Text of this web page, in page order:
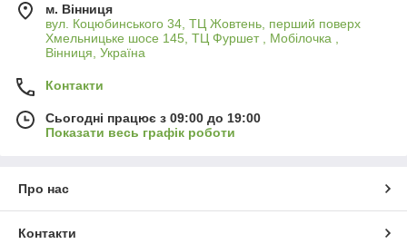
м. Вінниця
вул. Коцюбинського 34, ТЦ Жовтень, перший поверх
Хмельницьке шосе 145, ТЦ Фуршет , Мобілочка ,
Вінниця, Україна
Контакти
Сьогодні працює з 09:00 до 19:00
Показати весь графік роботи
Про нас
Контакти